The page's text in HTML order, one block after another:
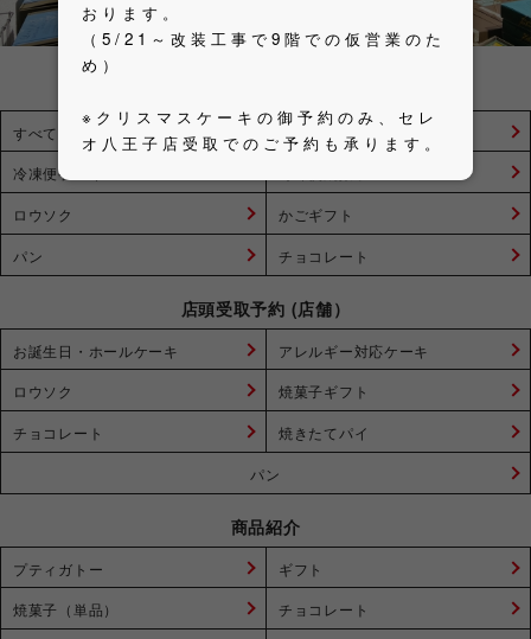
おります。
（5/21～改装工事で9階での仮営業のた
め）
※クリスマスケーキの御予約のみ、セレ
オ八王子店受取でのご予約も承ります。
すべてのお取り寄せ商品
焼菓子ギフト
冷凍便ケーキ
ロウソク かごギフト
パン チョコレート
店頭受取予約 (店舗）
お誕生日・ホールケーキ
アレルギー対応ケーキ
ロウソク
焼菓子ギフト
チョコレート 焼きたてパイ
パン
商品紹介
プティガトー
ギフト
焼菓子（単品）
チョコレート